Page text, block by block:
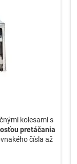
kolesami s
pretáčania
čísla až